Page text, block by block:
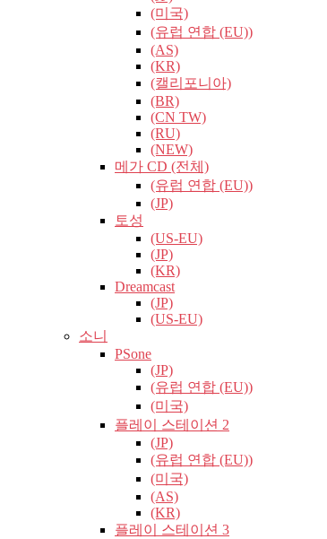
(미국)
(유럽​​ 연합 (EU))
(AS)
(KR)
(캘리포니아)
(BR)
(CN TW)
(RU)
(NEW)
메가 CD (전체)
(유럽​​ 연합 (EU))
(JP)
토성
(US-EU)
(JP)
(KR)
Dreamcast
(JP)
(US-EU)
소니
PSone
(JP)
(유럽​​ 연합 (EU))
(미국)
플레이 스테이션 2
(JP)
(유럽​​ 연합 (EU))
(미국)
(AS)
(KR)
플레이 스테이션 3